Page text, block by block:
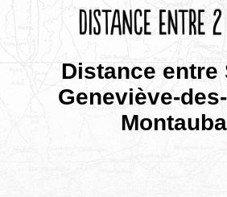
Distance entre
Geneviève-